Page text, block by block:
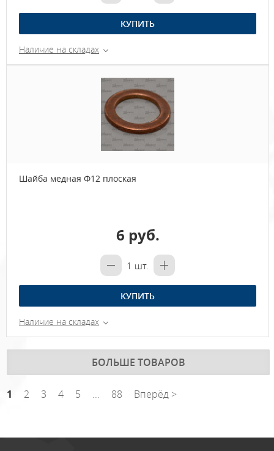
КУПИТЬ
Наличие на складах
Шайба медная Ф12 плоская
6 руб.
1 шт.
КУПИТЬ
Наличие на складах
БОЛЬШЕ ТОВАРОВ
1 2 3 4 5 ... 88 Вперёд >